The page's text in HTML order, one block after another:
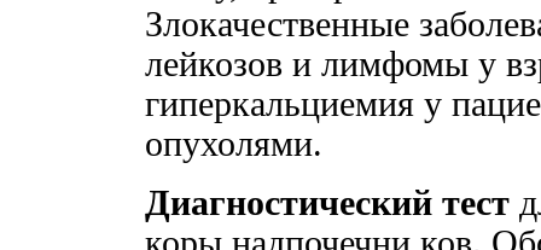
Злокачественные
лейкозов и лимфомы у
гиперкальциемия у
опухолями.
Диагностический тест
коры надпочечни ков.